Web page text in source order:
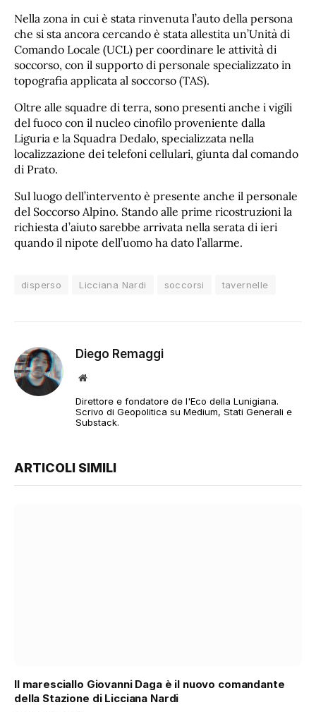
Nella zona in cui è stata rinvenuta l’auto della persona
che si sta ancora cercando è stata allestita un’Unità di
Comando Locale (UCL) per coordinare le attività di
soccorso, con il supporto di personale specializzato in
topografia applicata al soccorso (TAS).
Oltre alle squadre di terra, sono presenti anche i vigili
del fuoco con il nucleo cinofilo proveniente dalla
Liguria e la Squadra Dedalo, specializzata nella
localizzazione dei telefoni cellulari, giunta dal comando
di Prato.
Sul luogo dell’intervento è presente anche il personale
del Soccorso Alpino. Stando alle prime ricostruzioni la
richiesta d’aiuto sarebbe arrivata nella serata di ieri
quando il nipote dell’uomo ha dato l’allarme.
disperso Licciana Nardi soccorsi tavernelle
Diego Remaggi
Sito
Direttore e fondatore de l'Eco della Lunigiana.
Scrivo di Geopolitica su Medium, Stati Generali e
Substack.
ARTICOLI SIMILI
Il maresciallo Giovanni Daga è il nuovo comandante
della Stazione di Licciana Nardi